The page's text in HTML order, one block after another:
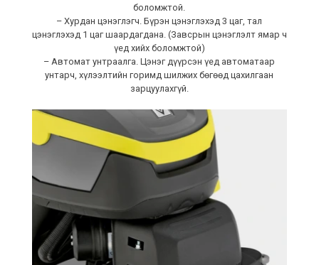
боломжтой.
– Хурдан цэнэглэгч. Бүрэн цэнэглэхэд 3 цаг, тал
цэнэглэхэд 1 цаг шаардагдана. (Завсрын цэнэглэлт ямар ч
үед хийх боломжтой)
– Автомат унтраалга. Цэнэг дүүрсэн үед автоматаар
унтарч, хүлээлтийн горимд шилжих бөгөөд цахилгаан
зарцуулахгүй.